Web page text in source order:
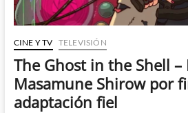
CINE Y TV TELEVISIÓN
The Ghost in the Shell –
Masamune Shirow por
adaptación fiel